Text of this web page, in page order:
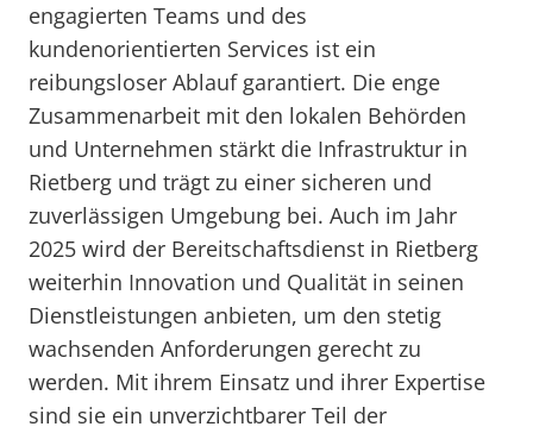
engagierten Teams und des
kundenorientierten Services ist ein
reibungsloser Ablauf garantiert. Die enge
Zusammenarbeit mit den lokalen Behörden
und Unternehmen stärkt die Infrastruktur in
Rietberg und trägt zu einer sicheren und
zuverlässigen Umgebung bei. Auch im Jahr
2025 wird der Bereitschaftsdienst in Rietberg
weiterhin Innovation und Qualität in seinen
Dienstleistungen anbieten, um den stetig
wachsenden Anforderungen gerecht zu
werden. Mit ihrem Einsatz und ihrer Expertise
sind sie ein unverzichtbarer Teil der